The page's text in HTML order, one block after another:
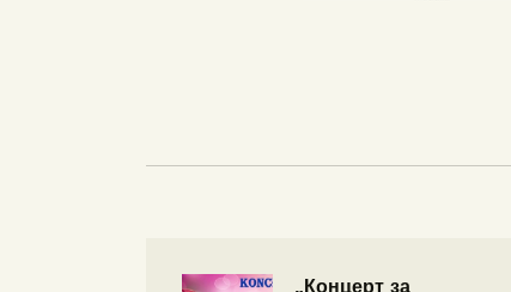
„Концерт за